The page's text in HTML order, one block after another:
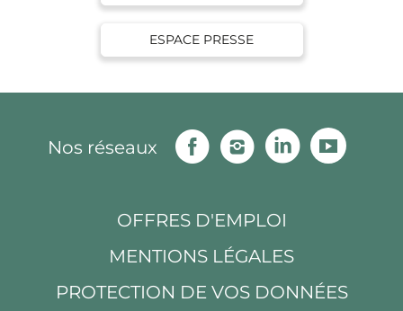
ESPACE PRESSE
Nos réseaux
FacebookInstagramLinkedin
OFFRES D'EMPLOI
MENTIONS LÉGALES
PROTECTION DE VOS DONNÉES